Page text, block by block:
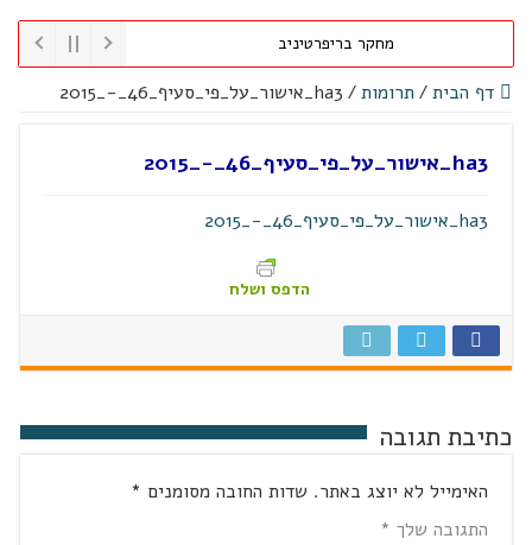
מחקר בריפרטיניב
דף הבית/ תרומות/ ha3_אישור_על_פי_סעיף_46_-_2015
ha3_אישור_על_פי_סעיף_46_-_2015
ha3_אישור_על_פי_סעיף_46_-_2015
הדפס ושלח
כתיבת תגובה
האימייל לא יוצג באתר. שדות החובה מסומנים *
התגובה שלך *